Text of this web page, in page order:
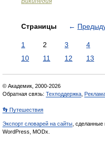
Страницы ←
1 2 3 4
10
11 12 13
© Академик, 2000-2026
Обратная связь: Техподдержка
👣 Путешествия
Экспорт словарей на сайты , сделанные
WordPress, MODx.